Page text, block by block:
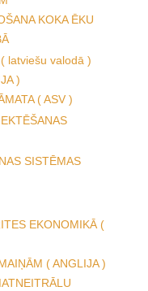
KOKA ĒKU
latviešu valodā )
)
( ASV )
SISTĒMAS
EKONOMIKĀ (
( ANGLIJA )